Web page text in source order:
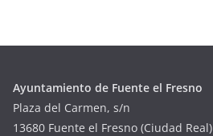
Ayuntamiento de Fuente el Fresno
Plaza del Carmen, s/n
13680 Fuente el Fresno (Ciudad Real)